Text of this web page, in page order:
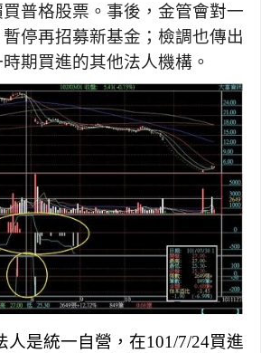
普格股票。事後，金管會對一
停再招募新基金；檢調也傳出
期買進的其他法人機構。
人是統一自營，在101/7/24買進